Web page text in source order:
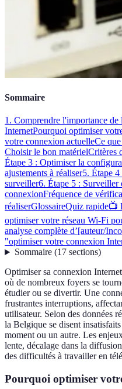
Sommaire
1. Comprendre l'importance
InternetPourquoi optimiser
votre connexion actuelleCe
Choisir le bon matérielCritères
Étape 3 : Optimiser la
ajustements à réaliser5. Étape
surveiller6. Étape 5 : Surveiller
connexionFréquence de
réaliserGlossaireQuiz rapide📺
optimiser votre réseau Wi-Fi
analyse complète d’[auteur/
"optimiser votre connexion
Sommaire(17 sections)
Optimiser sa connexion
où de nombreux foyers se
étudier ou se divertir. Une
frustrantes interruptions,
utilisateur. Selon des données
la Belgique se disent
moment ou un autre. Les
lente, décalage dans la
des difficultés à travailler en
Pourquoi optimiser